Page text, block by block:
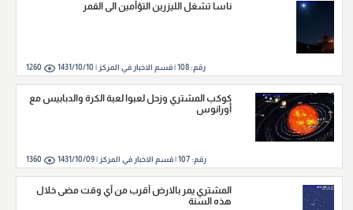
ناسا تشغل الليزرين التؤأمين الى القمر
رقم:108
|قسم الاخبار في المركز | 1431/10/10
1260
كوكب المشتري وزحل لعبوا لعبة الكرة والدبابيس مع
أورانوس
رقم:107
|قسم الاخبار في المركز |1431/10/09
1360
المشتري يمر بالارض أقرب من أي وقت مضى خلال
هذه السنة